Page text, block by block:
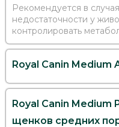
Рекомендуется в
недостаточности у
контролировать
результате
дней.
Royal Canin Medium
Royal Canin Medium
щенков средних